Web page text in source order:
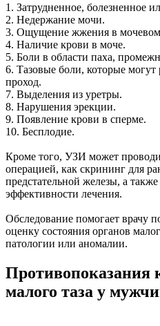
1. Затрудненное, болезненное
2. Недержание мочи.
3. Ощущение жжения в
4. Наличие крови в моче.
5. Боли в области паха,
6. Тазовые боли, которые могут
проход.
7. Выделения из уретры.
8. Нарушения эрекции.
9. Появление крови в сперме.
10. Бесплодие.
Кроме того, УЗИ может
операцией, как скрининг для
предстательной железы, а
эффективности лечения.
Обследование помогает врачу
оценку состояния органов
патологии или аномалии.
малого таза у